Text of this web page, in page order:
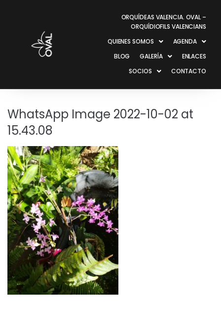
ORQUÍDEAS VALENCIA. OVAL –
ORQUÍDIOFILS VALENCIANS
QUIENES SOMOS
AGENDA
BLOG
GALERÍA
ENLACES
SOCIOS
CONTACTO
WhatsApp Image 2022-10-02 at
15.43.08